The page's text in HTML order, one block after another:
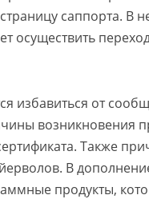
саппорта. В
осуществить
избавиться от
возникновения
Также
В
продукты,